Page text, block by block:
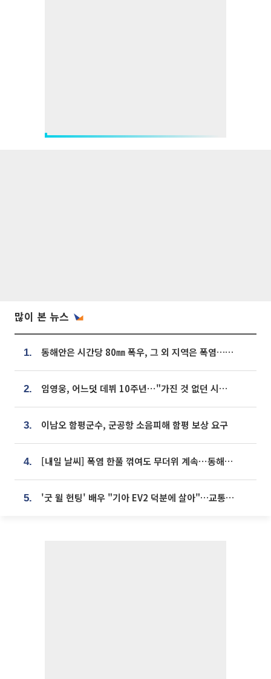
많이 본 뉴스
1. 동해안은 시간당 80㎜ 폭우, 그 외 지역은 폭염…‘극과 극 날씨’
2. 임영웅, 어느덧 데뷔 10주년⋯"가진 것 없던 시절, 내 앞엔 20명의 팬뿐"
3. 이남오 함평군수, 군공항 소음피해 함평 보상 요구
4. [내일 날씨] 폭염 한풀 꺾여도 무더위 계속⋯동해안 이틀 연속 비
5. '굿 윌 헌팅' 배우 "기아 EV2 덕분에 살아"…교통사고 후 안전성 극찬